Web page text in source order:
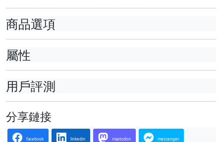
商品選項
屬性
用戶評測
分享鏈接
facebook linkedin mastodon messenger